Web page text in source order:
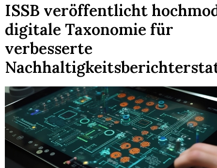
ISSB veröffentlicht
digitale Taxonomie für
verbesserte